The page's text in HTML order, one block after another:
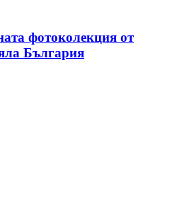
фотоколекция от
България